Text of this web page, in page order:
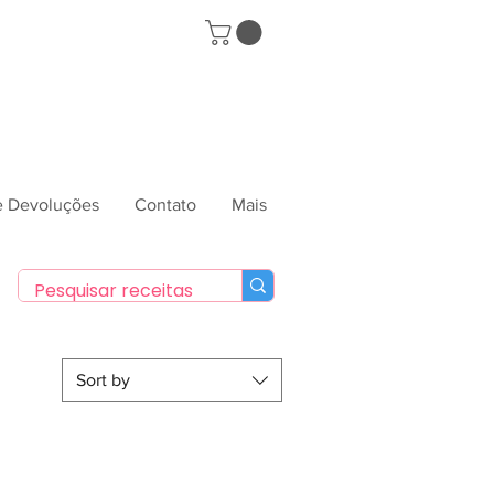
Devoluções Contato Mais
Sort by